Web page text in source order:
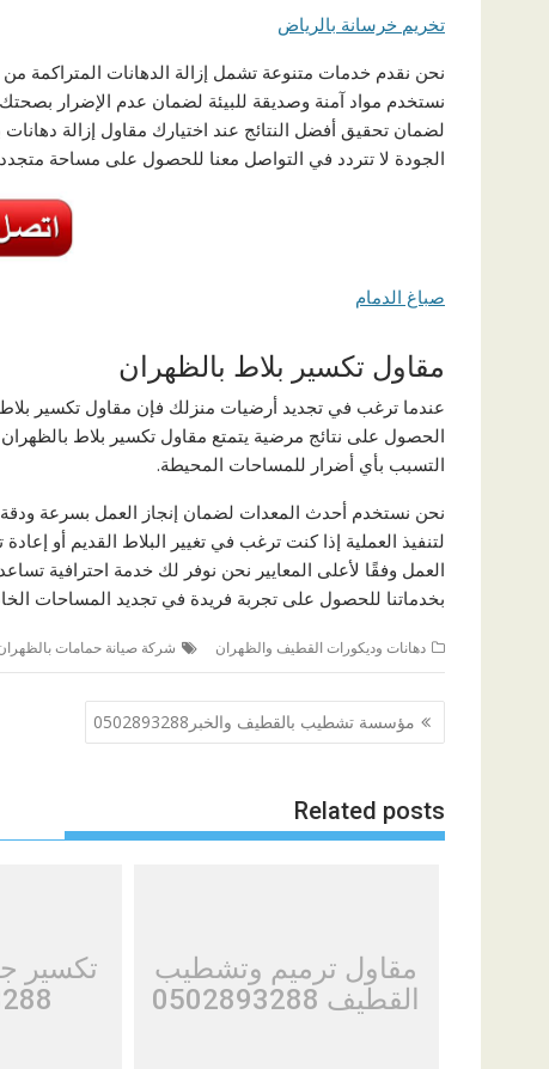
تخريم خرسانة بالرياض
نحن نقدم خدمات متنوعة تشمل إزالة الدهانات المتراكمة
نستخدم مواد آمنة وصديقة للبيئة لضمان عدم الإضرار
لضمان تحقيق أفضل النتائج عند اختيارك مقاول إزالة
الجودة لا تتردد في التواصل معنا للحصول على مساحة
صباغ الدمام
مقاول تكسير بلاط بالظهران
عندما ترغب في تجديد أرضيات منزلك فإن مقاول تكسير بلاط
الحصول على نتائج مرضية يتمتع مقاول تكسير بلاط بالظهران
التسبب بأي أضرار للمساحات المحيطة.
نحن نستخدم أحدث المعدات لضمان إنجاز العمل بسرعة ودقة
لتنفيذ العملية إذا كنت ترغب في تغيير البلاط القديم أو
العمل وفقًا لأعلى المعايير نحن نوفر لك خدمة احترافية
بخدماتنا للحصول على تجربة فريدة في تجديد المساحات
دهانات وديكورات القطيف والظهران شركة صيانة حمامات
تصفّح
المقالات
مؤسسة تشطيب بالقطيف والخبر0502893288
Related posts
مقاول ترميم وتشطيب
القطيف 0502893288
تكسير